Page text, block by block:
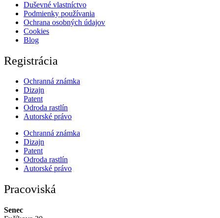
Duševné vlastníctvo
Podmienky používania
Ochrana osobných údajov
Cookies
Blog
Registrácia
Ochranná známka
Dizajn
Patent
Odroda rastlín
Autorské právo
Ochranná známka
Dizajn
Patent
Odroda rastlín
Autorské právo
Pracoviská
Senec